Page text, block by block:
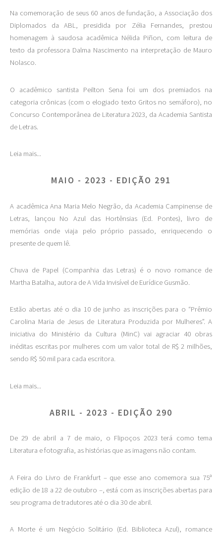
Na comemoração de seus 60 anos de fundação, a Associação dos
Diplomados da ABL, presidida por Zélia Fernandes, prestou
homenagem à saudosa acadêmica Nélida Piñon, com leitura de
texto da professora Dalma Nascimento na interpretação de Mauro
Nolasco.
O acadêmico santista Peilton Sena foi um dos premiados na
categoria crônicas (com o elogiado texto Gritos no semáforo), no
Concurso Contemporânea de Literatura 2023, da Academia Santista
de Letras.
Leia mais...
MAIO - 2023 - EDIÇÃO 291
A acadêmica Ana Maria Melo Negrão, da Academia Campinense de
Letras, lançou No Azul das Hortênsias (Ed. Pontes), livro de
memórias onde viaja pelo próprio passado, enriquecendo o
presente de quem lê.
Chuva de Papel (Companhia das Letras) é o novo romance de
Martha Batalha, autora de A Vida Invisível de Eurídice Gusmão.
Estão abertas até o dia 10 de junho as inscrições para o “Prêmio
Carolina Maria de Jesus de Literatura Produzida por Mulheres”. A
iniciativa do Ministério da Cultura (MinC) vai agraciar 40 obras
inéditas escritas por mulheres com um valor total de R$ 2 milhões,
sendo R$ 50 mil para cada escritora.
Leia mais...
ABRIL - 2023 - EDIÇÃO 290
De 29 de abril a 7 de maio, o Flipoços 2023 terá como tema
Literatura e fotografia, as histórias que as imagens não contam.
A Feira do Livro de Frankfurt – que esse ano comemora sua 75ª
edição de 18 a 22 de outubro –, está com as inscrições abertas para
seu programa de tradutores até o dia 30 de abril.
A Morte é um Negócio Solitário (Ed. Biblioteca Azul), romance